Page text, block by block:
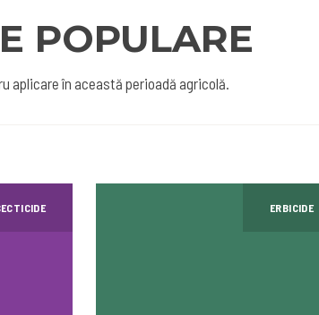
POPULARE
aplicare în această perioadă agricolă.
ERBICIDE